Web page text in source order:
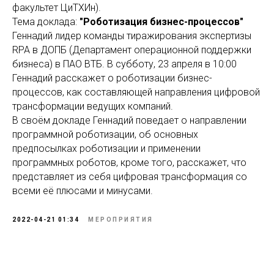
факультет ЦиТХИн).
Тема доклада: "Роботизация бизнес-процессов"
Геннадий лидер команды тиражирования экспертизы
RPA в ДОПБ (Департамент операционной поддержки
бизнеса) в ПАО ВТБ. В субботу, 23 апреля в 10:00
Геннадий расскажет о роботизации бизнес-
процессов, как составляющей направления цифровой
трансформации ведущих компаний.
В своём докладе Геннадий поведает о направлении
программной роботизации, об основных
предпосылках роботизации и применении
программных роботов, кроме того, расскажет, что
представляет из себя цифровая трансформация со
всеми её плюсами и минусами.
2022-04-21 01:34 МЕРОПРИЯТИЯ